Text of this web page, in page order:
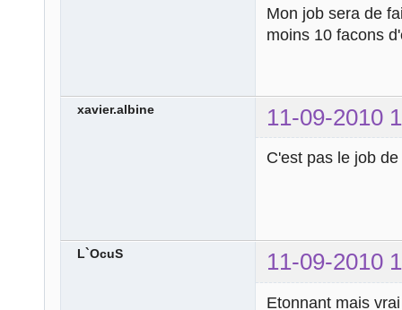
break;
default:
}
?>
Mon job sera de
moins 10 facons
xavier.albine 11-09-2010
C'est pas le job
L`OcuS 11-09-2010
Etonnant mais